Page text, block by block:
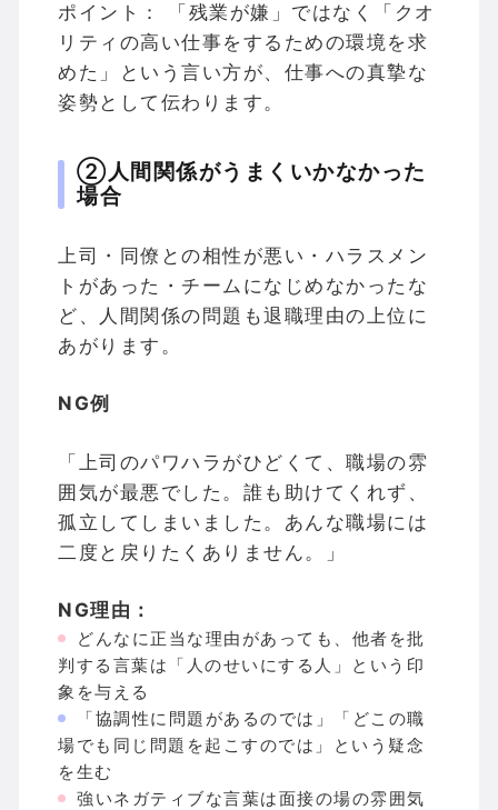
ポイント： 「残業が嫌」ではなく「クオ
リティの高い仕事をするための環境を求
めた」という言い方が、仕事への真摯な
姿勢として伝わります。
②人間関係がうまくいかなかった
場合
上司・同僚との相性が悪い・ハラスメン
トがあった・チームになじめなかったな
ど、人間関係の問題も退職理由の上位に
あがります。
NG例
「上司のパワハラがひどくて、職場の雰
囲気が最悪でした。誰も助けてくれず、
孤立してしまいました。あんな職場には
二度と戻りたくありません。」
NG理由：
どんなに正当な理由があっても、他者を批
判する言葉は「人のせいにする人」という印
象を与える
「協調性に問題があるのでは」「どこの職
場でも同じ問題を起こすのでは」という疑念
を生む
強いネガティブな言葉は面接の場の雰囲気